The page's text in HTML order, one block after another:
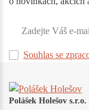
Souhlas se
Polášek Holešov s.r.o.